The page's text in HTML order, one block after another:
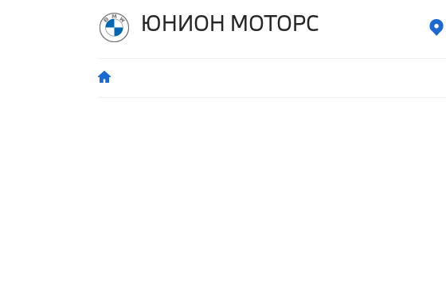
ЮНИОН МОТОРС